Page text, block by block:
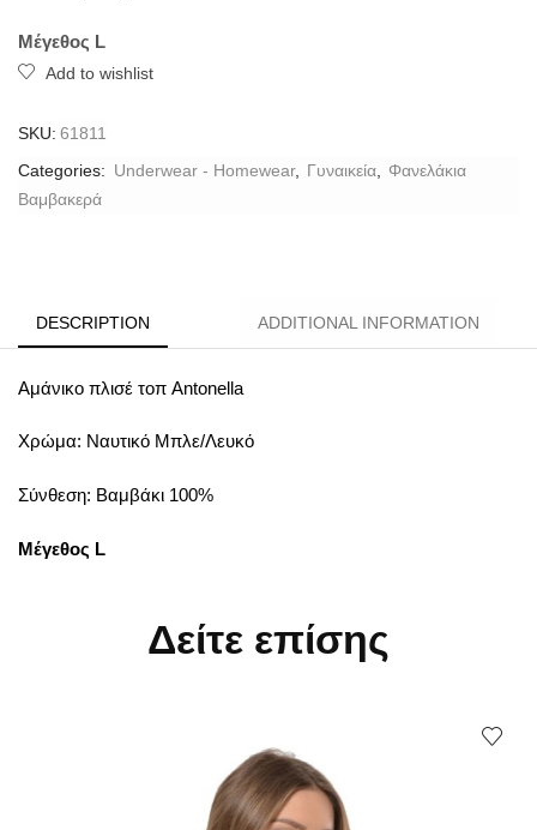
Μέγεθος L
Add to wishlist
SKU: 61811
Categories: Underwear - Homewear, Γυναικεία
Φανελάκια
Βαμβακερά
DESCRIPTION ADDITIONAL INFORMATION
Αμάνικο πλισέ τοπ Antonella
Χρώμα: Ναυτικό Μπλε/Λευκό
Σύνθεση: Βαμβάκι 100%
Μέγεθος L
Δείτε επίσης